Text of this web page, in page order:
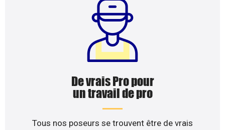
De vrais Pro pour
un travail de pro
Tous nos poseurs se trouvent être de vrais